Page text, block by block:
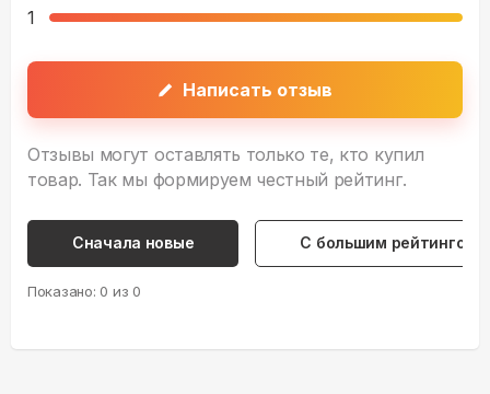
1
Написать отзыв
Отзывы могут оставлять только те, кто купил
товар. Так мы формируем честный рейтинг.
Сначала новые С большим рейтингом
Показано: 0 из 0